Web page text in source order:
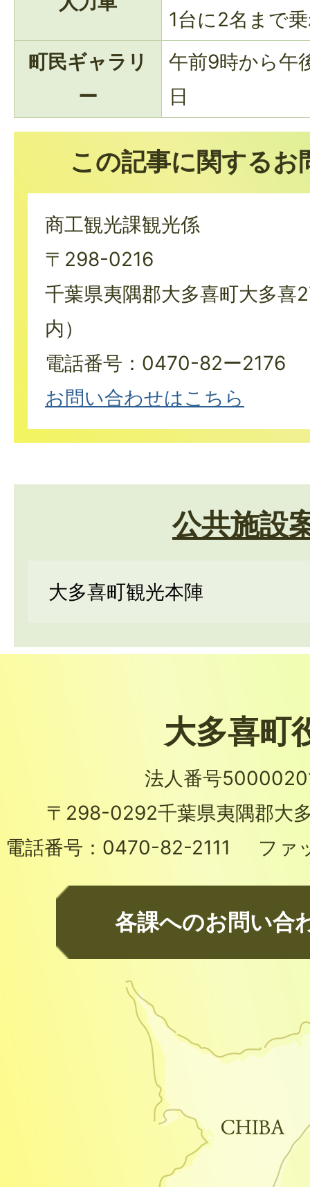
1台に2名まで
町民ギャラリ
ー
午前9時から午
日
この記事に関するお
商工観光課観光係
〒298-0216
千葉県夷隅郡大多喜町大多喜
内）
電話番号：0470-82ー2176
お問い合わせはこちら
公共施設
大多喜町観光本陣
大多喜町
法人番号
〒298-0292千葉県夷隅郡大
電話番号： 0470-82-2111 ファ
各課へのお問い合